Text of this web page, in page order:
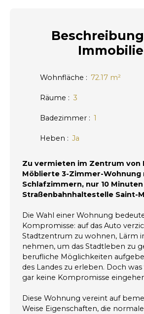
Beschreibung
Immobilie
Wohnfläche : 72.17 m²
Räume : 3
Badezimmer : 1
Heben : Ja
Zu vermieten im Zentrum von
Möblierte 3-Zimmer-Wohnung
Schlafzimmern, nur 10
Straßenbahnhaltestelle Saint-
Die Wahl einer Wohnung
Kompromisse: auf das Auto
Stadtzentrum zu wohnen, Lärm
nehmen, um das Stadtleben zu
berufliche Möglichkeiten
des Landes zu erleben. Doch
gar keine Kompromisse
Diese Wohnung vereint auf
Weise Eigenschaften, die